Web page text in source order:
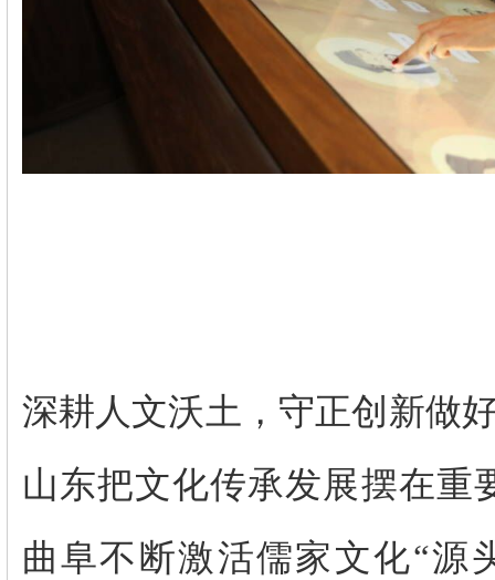
深耕人文沃土，守正创新做
山东把文化传承发展摆在重
曲阜不断激活儒家文化“源